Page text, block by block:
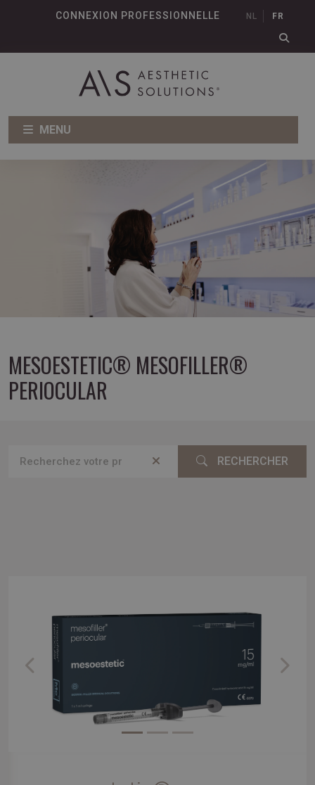
CONNEXION PROFESSIONNELLE NL FR
MENU
MESOESTETIC® MESOFILLER®
PERIOCULAR
RECHERCHER
Previous Next